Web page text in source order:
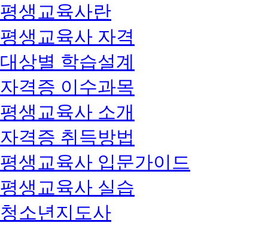
평생교육사란
평생교육사 자격
대상별 학습설계
자격증 이수과목
평생교육사 소개
자격증 취득방법
평생교육사 입문가이드
평생교육사 실습
청소년지도사